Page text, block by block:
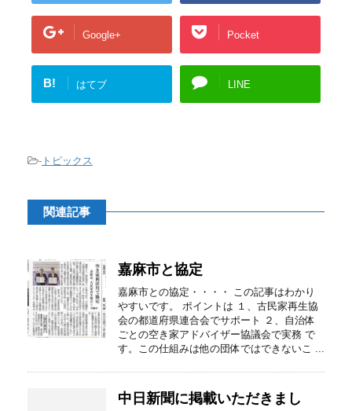
Google+ Pocket
B! はてブ LINE
- トピックス
関連記事
嘉麻市と協定
嘉麻市との協定・・・・ この記事はわかり
やすいです。 ポイントは １、古民家再生協
会の都道府県連合会でサポート ２、自治体
ごとの空き家アドバイザー協議会で実務 で
す。この仕組みは他の団体ではできないこ ...
中日新聞に掲載いただきまし